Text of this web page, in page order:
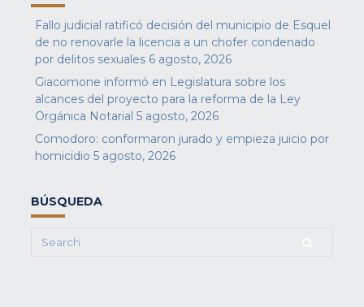
Fallo judicial ratificó decisión del municipio de Esquel
de no renovarle la licencia a un chofer condenado
por delitos sexuales 6 agosto, 2026
Giacomone informó en Legislatura sobre los
alcances del proyecto para la reforma de la Ley
Orgánica Notarial 5 agosto, 2026
Comodoro: conformaron jurado y empieza juicio por
homicidio 5 agosto, 2026
BÚSQUEDA
Search